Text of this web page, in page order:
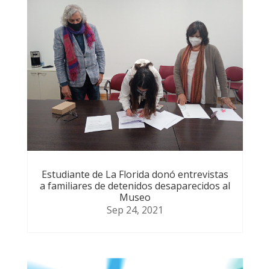
Estudiante de La Florida donó entrevistas
a familiares de detenidos desaparecidos al
Museo
Sep 24, 2021